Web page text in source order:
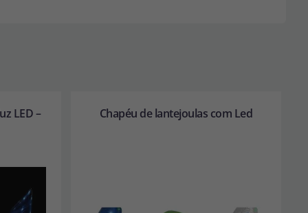
LED –
Chapéu de lantejoulas com Led